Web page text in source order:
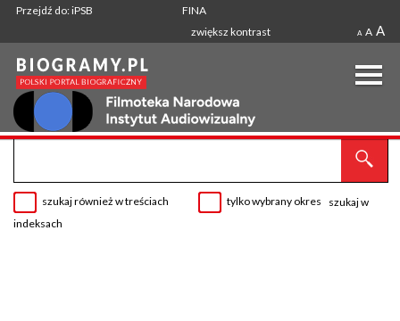
Przejdź do: iPSB
FINA
zwiększ kontrast
A A A
szukaj również w treściach tylko wybrany okres
szukaj w
indeksach